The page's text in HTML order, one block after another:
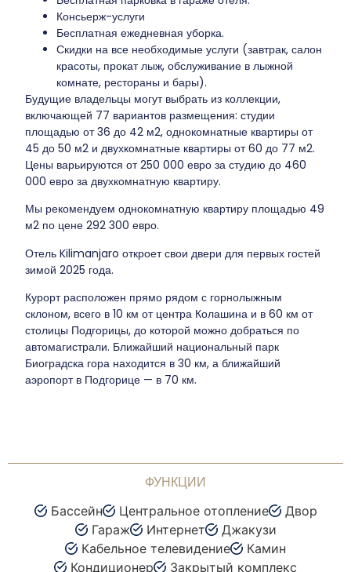
Консьерж-услуги
Бесплатная ежедневная уборка.
Скидки на все необходимые услуги (завтрак, салон
красоты, прокат лыж, обслуживание в лыжной
комнате, рестораны и бары).
Будущие владельцы могут выбрать из коллекции,
включающей 77 вариантов размещения: студии
площадью от 36 до 42 м2, однокомнатные квартиры от
45 до 50 м2 и двухкомнатные квартиры от 60 до 77 м2.
Цены варьируются от 250 000 евро за студию до 460
000 евро за двухкомнатную квартиру.
Мы рекомендуем однокомнатную квартиру площадью 49
м2 по цене 292 300 евро.
Отель Kilimanjaro откроет свои двери для первых гостей
зимой 2025 года.
Курорт расположен прямо рядом с горнолыжным
склоном, всего в 10 км от центра Колашина и в 60 км от
столицы Подгорицы, до которой можно добраться по
автомагистрали. Ближайший национальный парк
Биоградска гора находится в 30 км, а ближайший
аэропорт в Подгорице — в 70 км.
ФУНКЦИИ
Бассейн Центральное отопление
Двор
Гараж
Интернет
Джакузи
Кабельное телевидение
Камин
Кондиционер
Закрытый комплекс